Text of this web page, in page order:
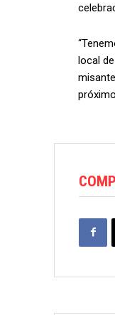
local